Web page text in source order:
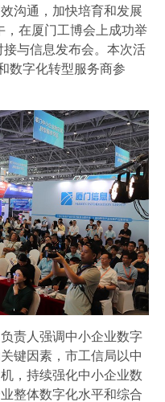
沟通，加快培育和发展
，在厦门工博会上成功举
与信息发布会。本次活
数字化转型服务商参
责人强调中小企业数字
键因素，市工信局以中
，持续强化中小企业数
整体数字化水平和综合